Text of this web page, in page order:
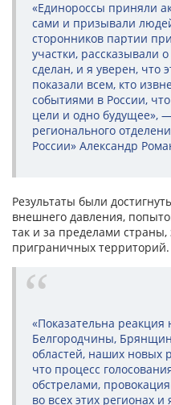
«Единороссы приняли
сами и призывали
сторонников партии
участки, рассказывали
сделан, и я уверен,
показали всем, кто
событиями в России,
цели и одно будущее»,
регионального
России» Александр
Результаты были
внешнего давления,
так и за пределами страны,
приграничных территорий.
«Показательна реакция
Белгородчины,
областей, наших новых
что процесс
обстрелами,
во всех этих регионах